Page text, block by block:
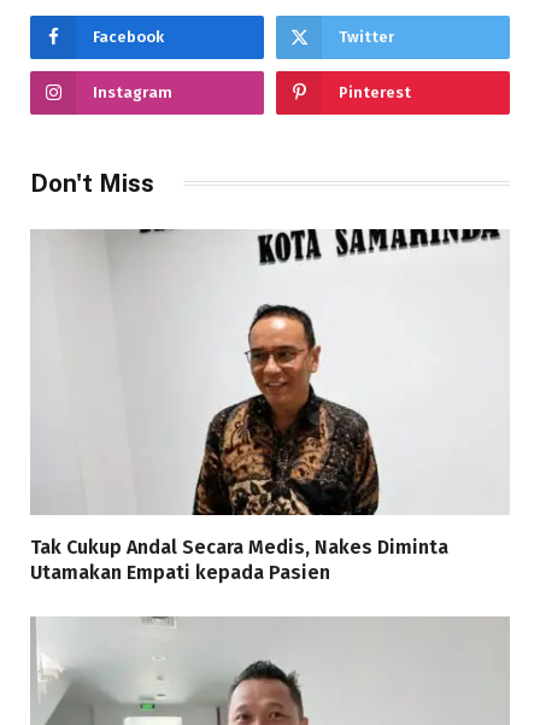
Facebook Twitter
Instagram Pinterest
Don't Miss
Tak Cukup Andal Secara Medis, Nakes Diminta
Utamakan Empati kepada Pasien